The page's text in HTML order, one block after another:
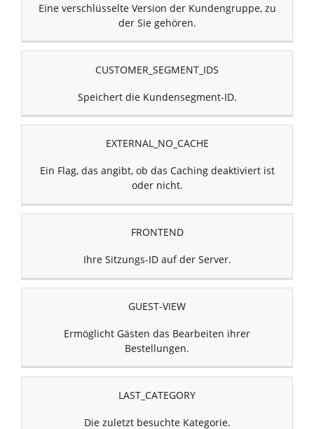
Eine verschlüsselte Version der Kundengruppe, zu
der Sie gehören.
CUSTOMER_SEGMENT_IDS
Speichert die Kundensegment-ID.
EXTERNAL_NO_CACHE
Ein Flag, das angibt, ob das Caching deaktiviert ist
oder nicht.
FRONTEND
Ihre Sitzungs-ID auf der Server.
GUEST-VIEW
Ermöglicht Gästen das Bearbeiten ihrer
Bestellungen.
LAST_CATEGORY
Die zuletzt besuchte Kategorie.